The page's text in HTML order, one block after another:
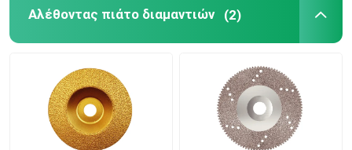
Σπίτι
Προϊόντα
Βίντεο
Αλέθοντας πιάτο διαμαντιών (2)